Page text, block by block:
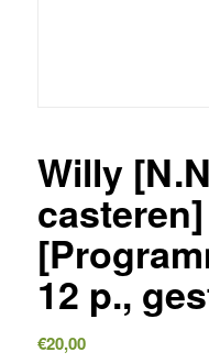
Willy
12 p.,
€20,00